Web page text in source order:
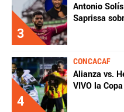
3
Antonio
Saprissa
4
CONCACAF
Alianza vs.
VIVO la